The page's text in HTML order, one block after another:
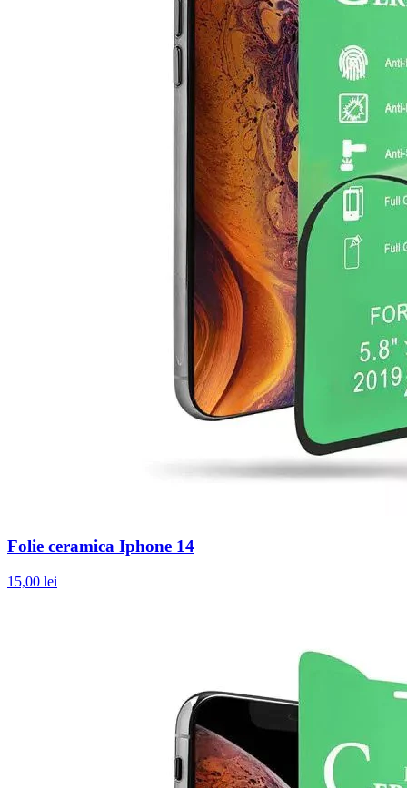
Folie ceramica Iphone 14
15,00 lei